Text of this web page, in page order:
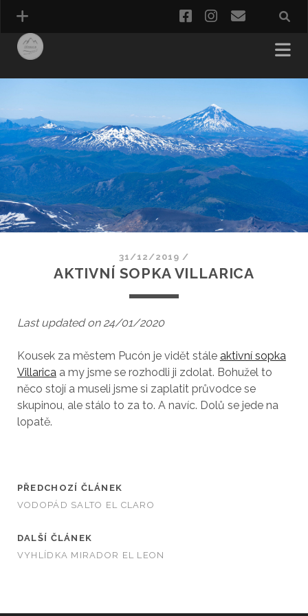
facebookinstagram
e-
31/12/2019 /
AKTIVNÍ SOPKA VILLARICA
Last updated on 24/01/2020
Kousek za městem Pucón je vidět stále aktivní sopka
Villaricaa my jsme se rozhodli ji zdolat. Bohužel to
něco stojí a museli jsme si zaplatit průvodce se
skupinou, ale stálo to za to. A navíc. Dolů se jede na
lopatě.
PŘEDCHOZÍ ČLÁNEK
VODOPÁD SALTO EL CLARO
DALŠÍ ČLÁNEK
VYHLÍDKA MIRADOR EL LEON